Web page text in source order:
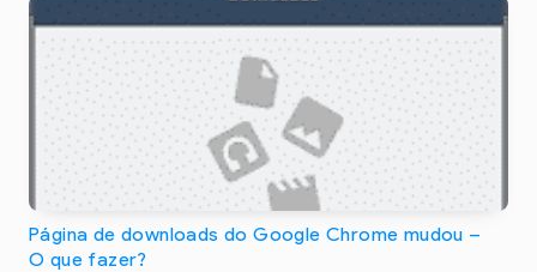
Página de downloads do Google Chrome mudou –
O que fazer?